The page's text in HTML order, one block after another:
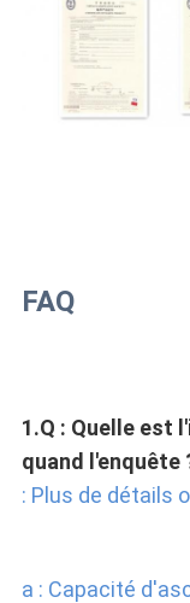
FAQ
1.Q : Quelle est
quand l'enquête
: Plus de détails
a : Capacité